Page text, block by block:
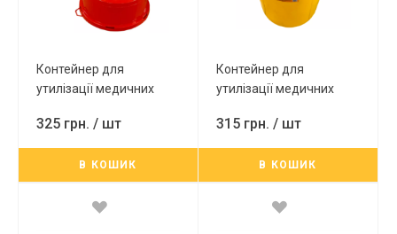
Контейнер для
утилізації медичних
325 грн. / шт
В КОШИК
Контейнер для
утилізації медичних
315 грн. / шт
В КОШИК